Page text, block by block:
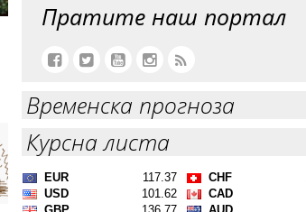
Пратите наш портал
Временска прогноза
Курсна листа